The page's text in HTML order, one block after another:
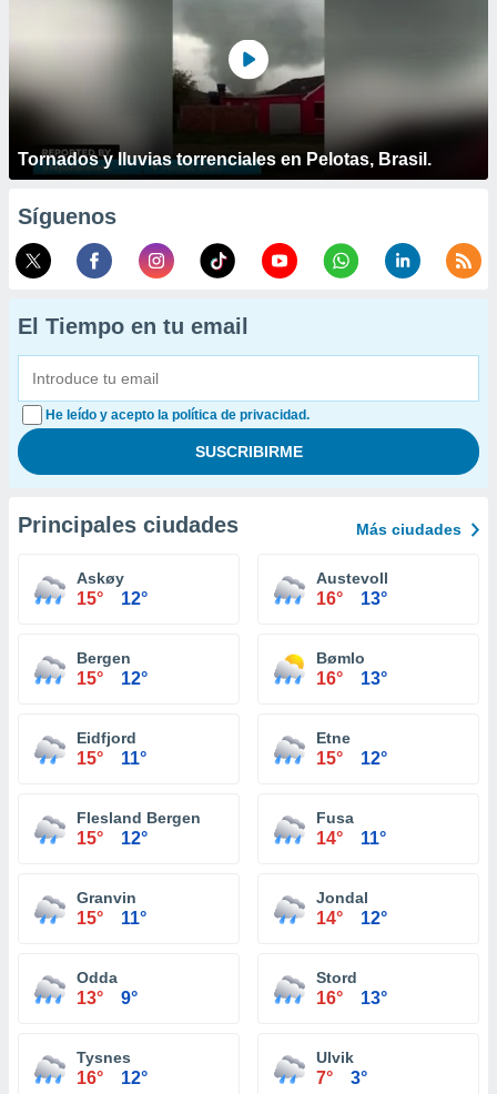
Tornados y lluvias torrenciales en Pelotas, Brasil.
Síguenos
El Tiempo en tu email
He leído y acepto la política de privacidad.
Principales ciudades Más ciudades
Askøy
15° 12°
Austevoll
16° 13°
Bergen
15° 12°
Bømlo
16° 13°
Eidfjord
15° 11°
Etne
15° 12°
Flesland Bergen
15° 12°
Fusa
14° 11°
Granvin
15° 11°
Jondal
14° 12°
Odda
13° 9°
Stord
16° 13°
Tysnes
16° 12°
Ulvik
7° 3°